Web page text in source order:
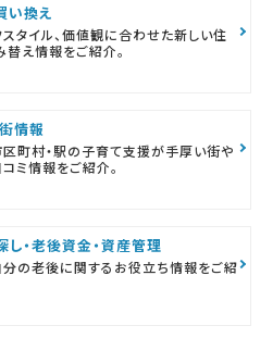
い換え
タイル、価値観に合わせた新しい住
替え情報をご紹介。
情報
区町村・駅の子育て支援が手厚い街や
ミ情報をご紹介。
し・老後資金・資産管理
分の老後に関するお役立ち情報をご紹